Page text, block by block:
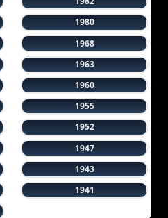
1980
1968
1963
1960
1955
1952
1947
1943
1941